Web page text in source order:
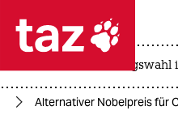
 taz
taz zahl
landtagswahl
Alternativer Nobelpreis für